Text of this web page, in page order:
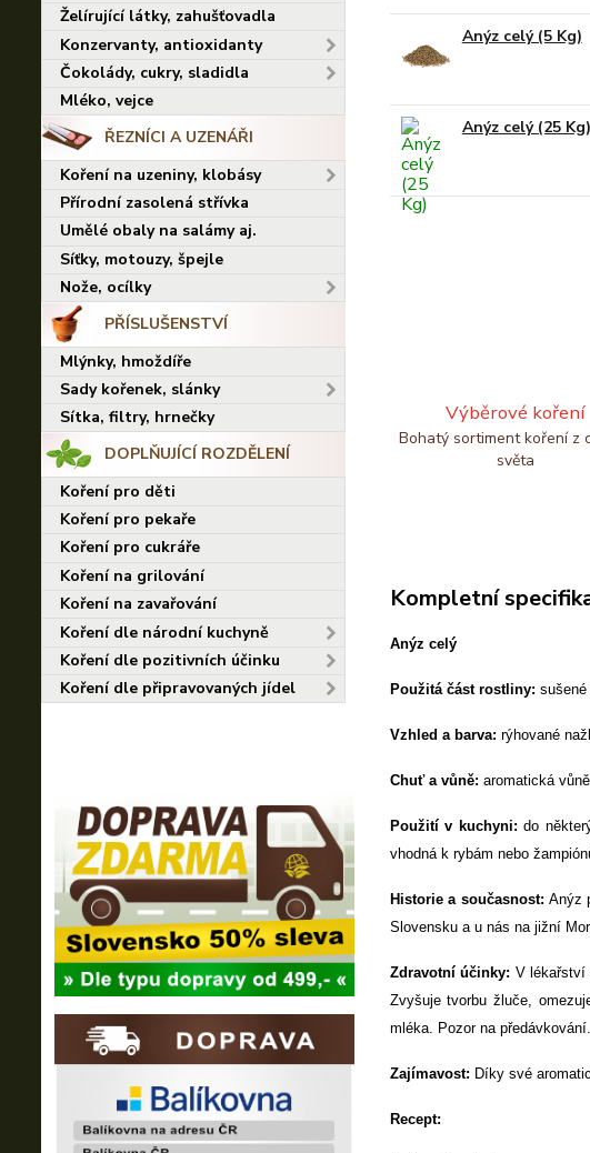
Želírující látky, zahušťovadla
Konzervanty, antioxidanty
Čokolády, cukry, sladidla
Mléko, vejce
ŘEZNÍCI A UZENÁŘI
Koření na uzeniny, klobásy
Přírodní zasolená střívka
Umělé obaly na salámy aj.
Síťky, motouzy, špejle
Nože, ocílky
PŘÍSLUŠENSTVÍ
Mlýnky, hmoždíře
Sady kořenek, slánky
Sítka, filtry, hrnečky
DOPLŇUJÍCÍ ROZDĚLENÍ
Koření pro děti
Koření pro pekaře
Koření pro cukráře
Koření na grilování
Koření na zavařování
Koření dle národní kuchyně
Koření dle pozitivních účinku
Koření dle připravovaných jídel
Anýz celý (5 Kg)
Anýz celý (25 Kg)
Výběrové koření
Bohatý sortiment koření z
světa
Kompletní
Anýz celý
Použitá část rostliny: sušené
Vzhled a barva: rýhované
Chuť a vůně: aromatická
Použití v kuchyni:do
vhodná k rybám nebo
Historie a současnost: Anýz
Slovensku a u nás na jižní
Zdravotní účinky: V lékařství
Zvyšuje tvorbu žluče,
mléka. Pozor na předávkování.
Zajímavost: Díky své
Recept: